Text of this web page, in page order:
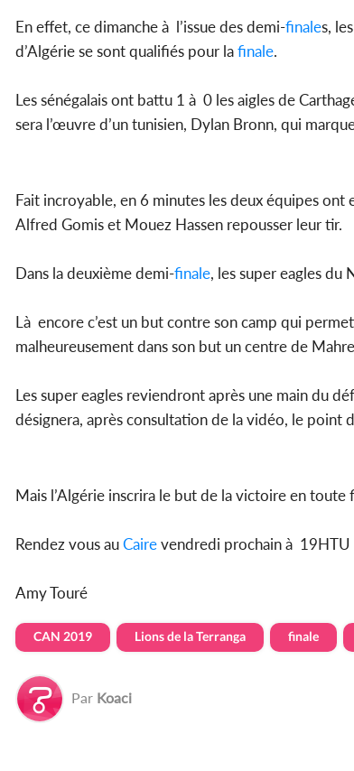
En effet, ce dimanche à l’issue des demi-finales,
d’Algérie se sont qualifiés pour lafinale.
Les sénégalais ont battu 1 à 0 les aigles de
sera l’œuvre d’un tunisien, Dylan Bronn, qui
Fait incroyable, en 6 minutes les deux équipes ont
Alfred Gomis et Mouez Hassen repousser leur tir.
Dans la deuxième demi-finale, les super eagles du
Là encore c’est un but contre son camp qui
malheureusement dans son but un centre de
Les super eagles reviendront après une main du
désignera, après consultation de la vidéo, le
Mais l’Algérie inscrira le but de la victoire en
Rendez vous auCairevendredi prochain à 19HTU
Amy Touré
CAN 2019 Lions de la Terranga finale
Par Koaci